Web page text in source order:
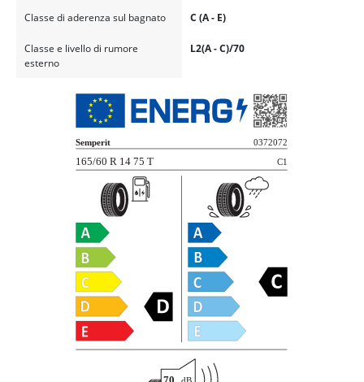
Classe di aderenza sul bagnato C (A - E)
Classe e livello di rumore
esterno
L2(A - C)/70